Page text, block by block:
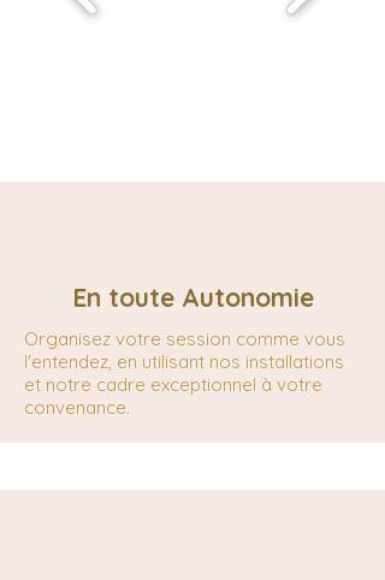
En toute Autonomie
Organisez votre session comme vous
l'entendez, en utilisant nos installations
et notre cadre exceptionnel à votre
convenance.